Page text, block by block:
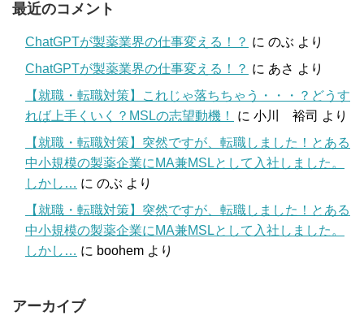
最近のコメント
ChatGPTが製薬業界の仕事変える！？ に のぶ より
ChatGPTが製薬業界の仕事変える！？ に あさ より
【就職・転職対策】これじゃ落ちちゃう・・・？どうす
れば上手くいく？MSLの志望動機！
に 小川 裕司
より
【就職・転職対策】突然ですが、転職しました！とある
中小規模の製薬企業にMA兼MSLとして入社しました。
しかし… に のぶ より
【就職・転職対策】突然ですが、転職しました！とある
中小規模の製薬企業にMA兼MSLとして入社しました。
しかし… に boohem より
アーカイブ